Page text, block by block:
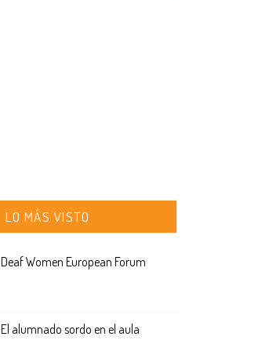
LO MÁS VISTO
Deaf Women European Forum
El alumnado sordo en el aula